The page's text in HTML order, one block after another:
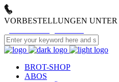
VORBESTELLUNGEN UNTER
BROT-SHOP
ABOS